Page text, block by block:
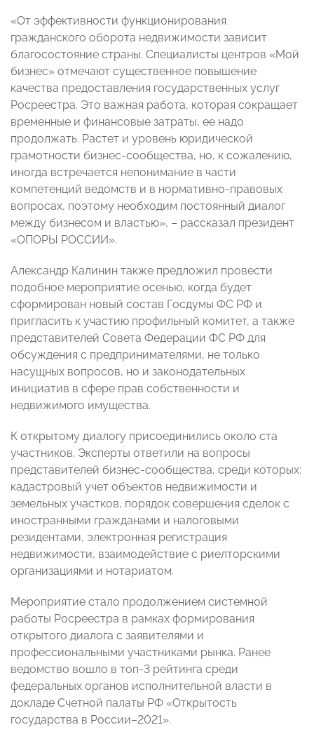
«От эффективности функционирования
гражданского оборота недвижимости зависит
благосостояние страны. Специалисты центров «Мой
бизнес» отмечают существенное повышение
качества предоставления государственных услуг
Росреестра. Это важная работа, которая сокращает
временные и финансовые затраты, ее надо
продолжать. Растет и уровень юридической
грамотности бизнес-сообщества, но, к сожалению,
иногда встречается непонимание в части
компетенций ведомств и в нормативно-правовых
вопросах, поэтому необходим постоянный диалог
между бизнесом и властью», – рассказал президент
«ОПОРЫ РОССИИ».
Александр Калинин также предложил провести
подобное мероприятие осенью, когда будет
сформирован новый состав Госдумы ФС РФ и
пригласить к участию профильный комитет, а также
представителей Совета Федерации ФС РФ для
обсуждения с предпринимателями, не только
насущных вопросов, но и законодательных
инициатив в сфере прав собственности и
недвижимого имущества.
К открытому диалогу присоединились около ста
участников. Эксперты ответили на вопросы
представителей бизнес-сообщества, среди которых:
кадастровый учет объектов недвижимости и
земельных участков, порядок совершения сделок с
иностранными гражданами и налоговыми
резидентами, электронная регистрация
недвижимости, взаимодействие с риелторскими
организациями и нотариатом.
Мероприятие стало продолжением системной
работы Росреестра в рамках формирования
открытого диалога с заявителями и
профессиональными участниками рынка. Ранее
ведомство вошло в топ-3 рейтинга среди
федеральных органов исполнительной власти в
докладе Счетной палаты РФ «Открытость
государства в России–2021».